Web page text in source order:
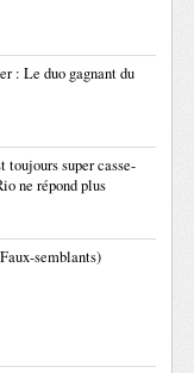
: Le duo gagnant du
super casse-
ne répond plus
semblants)